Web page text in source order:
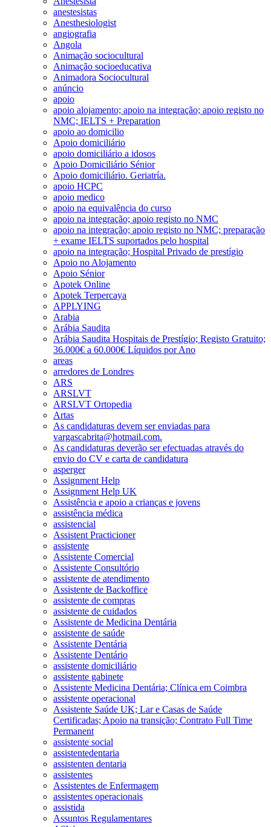
anestesistas
Anesthesiologist
angiografia
Angola
Animação sociocultural
Animação socioeducativa
Animadora Sociocultural
anúncio
apoio
apoio alojamento; apoio na integração; apoio registo no
NMC; IELTS + Preparation
apoio ao domicilio
Apoio domiciliário
apoio domiciliário a idosos
Apoio Domiciliário Sénior
Apoio domiciliário. Geriatría.
apoio HCPC
apoio medico
apoio na equivalência do curso
apoio na integração; apoio registo no NMC
apoio na integração; apoio registo no NMC; preparação
+ exame IELTS suportados pelo hospital
apoio na integração; Hospital Privado de prestígio
Apoio no Alojamento
Apoio Sénior
Apotek Online
Apotek Terpercaya
APPLYING
Arabia
Arábia Saudita
Arábia Saudita Hospitais de Prestígio; Registo Gratuito;
36.000€ a 60.000€ Líquidos por Ano
areas
arredores de Londres
ARS
ARSLVT
ARSLVT Ortopedia
Artas
As candidaturas devem ser enviadas para
vargascabrita@hotmail.com.
As candidaturas deverão ser efectuadas através do
envio do CV e carta de candidatura
asperger
Assignment Help
Assignment Help UK
Assistência e apoio a crianças e jovens
assistência médica
assistencial
Assistent Practicioner
assistente
Assistente Comercial
Assistente Consultório
assistente de atendimento
Assistente de Backoffice
assistente de compras
assistente de cuidados
Assistente de Medicina Dentária
assistente de saúde
Assistente Dentária
Assistente Dentário
assistente domiciliário
assistente gabinete
Assistente Medicina Dentária; Clínica em Coimbra
assistente operacional
Assistente Saúde UK; Lar e Casas de Saúde
Certificadas; Apoio na transição; Contrato Full Time
Permanent
assistente social
assistentedentaria
assistenten dentaria
assistentes
Assistentes de Enfermagem
assistentes operacionais
assistida
Assuntos Regulamentares